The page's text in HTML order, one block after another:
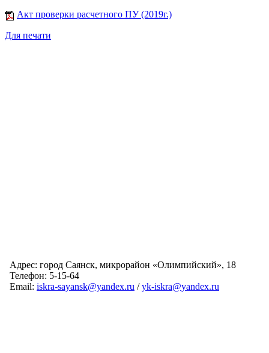
Акт проверки расчетного ПУ (2019г.)
Для печати
Адрес: город Саянск, микрорайон «Олимпийский», 18
Телефон: 5-15-64
Email: iskra-sayansk@yandex.ru /yk-iskra@yandex.ru